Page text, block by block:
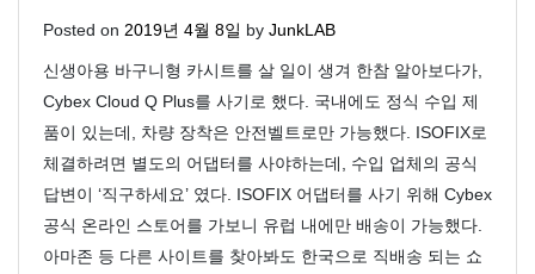
Posted on 2019년 4월 8일 by JunkLAB
신생아용 바구니형 카시트를 살 일이 생겨 한참 알아보다가,
Cybex Cloud Q Plus를 사기로 했다. 국내에도 정식 수입 제
품이 있는데, 차량 장착은 안전벨트로만 가능했다. ISOFIX로
체결하려면 별도의 어댑터를 사야하는데, 수입 업체의 공식
답변이 ‘직구하세요’ 였다. ISOFIX 어댑터를 사기 위해 Cybex
공식 온라인 스토어를 가보니 유럽 내에만 배송이 가능했다.
아마존 등 다른 사이트를 찾아봐도 한국으로 직배송 되는 쇼